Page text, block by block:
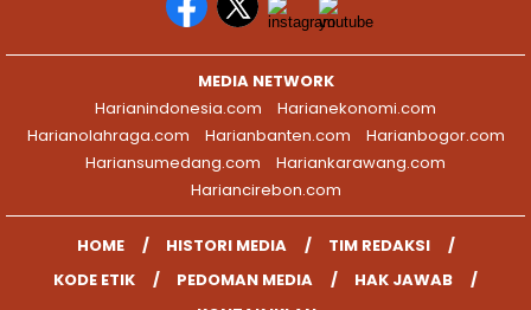
MEDIA NETWORK
Harianindonesia.com
Harianekonomi.com
Harianolahraga.com
Harianbanten.com
Harianbogor.com
Hariansumedang.com
Hariankarawang.com
Hariancirebon.com
HOME HISTORI MEDIA
TIM REDAKSI
KODE ETIK
PEDOMAN MEDIA
HAK JAWAB